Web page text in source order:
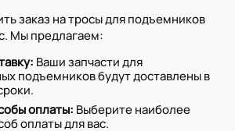
заказ на тросы для подъемников
Мы предлагаем:
Ваши запчасти для
подъемников будут доставлены в
оплаты: Выберите наиболее
оплаты для вас.